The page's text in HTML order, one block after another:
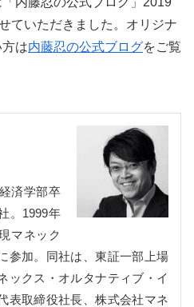
ていただきました。オリジナ
は内藤忍の公式ブログをご覧
済学部卒
。1999年
マネック
参加。同社は、東証一部上場
ックス・オルタナティブ・イ
表取締役社長、株式会社マネ